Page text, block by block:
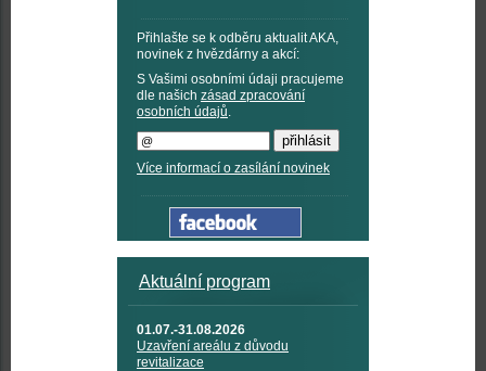
Přihlašte se k odběru aktualit AKA,
novinek z hvězdárny a akcí:
S Vašimi osobními údaji pracujeme
dle našich zásad zpracování
osobních údajů
Více informací o zasílání novinek
Aktuální program
01.07.-31.08.2026
Uzavření areálu z důvodu
revitalizace